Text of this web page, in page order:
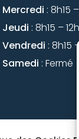
Mercredi : 8h15
Jeudi : 8h15 –
Vendredi : 8h15
Samedi : Fermé